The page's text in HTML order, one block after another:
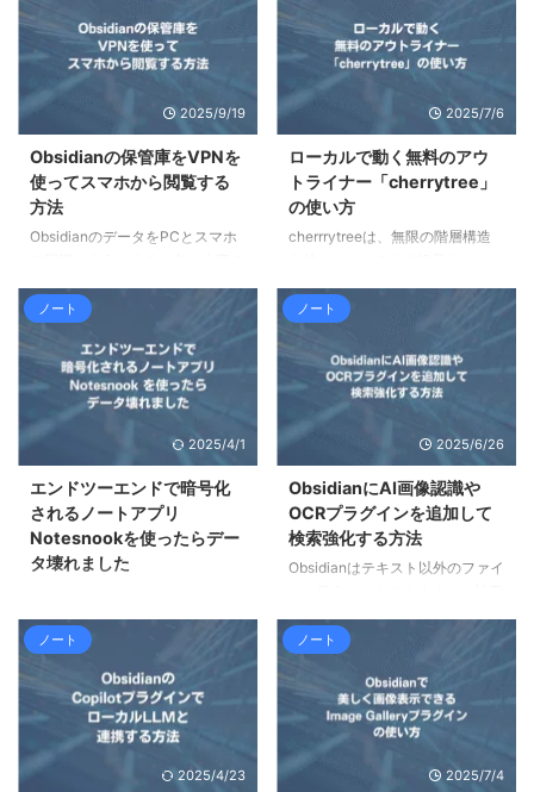
2025/9/19
Obsidianの保管庫をVPNを
使ってスマホから閲覧する
方法
ObsidianのデータをPCとスマホ
すが、閲覧のみであれば比較的簡
単です。この記事では、Obsidian
Tailscaleを使用し、スマホのブ
ラウザから、PC内のObsidianフ
ァイルを直接参照する方法をご紹
介します。 ObsidianのPCとスマ
ホの同期は難しい Obsidianとは
Obsidianで同期をする方法 同期
の問題点 閲覧のみなら簡単
Obsidianとは 「Obsidian」と
は、ローカルで動作するノート ...
2025/7/6
ローカルで動く無料のアウ
トライナー「cherrytree」
の使い方
cherrrytreeは、無限の階層構造
アプリです。機能は少ないです
が、キーボード操作だけで完結す
るのであれば、向いているかもし
れません。この記事では、
cherrytreeの使い方と注意点、使
ってみた感想についてご紹介して
います。 cherrytreeとは
cherrytreeの概要と特徴をご紹介
します。 cherrytreeの概要
「cherrytree」とは、Windows、
macOS、Linuxで動作する、アウ
トライナー（アウトラインプロセ
ノート
2025/4/1
エンドツーエンドで暗号化
されるノートアプリ
Notesnookを使ったらデー
タ壊れました
で暗号化され、マルチデバイスで
同期ができるノートアプリです。
システム管理者に検閲される心配
がありません。ObsidianやJoplin
のように同期で悩む必要もありま
せん。誰でも簡単に使用すること
ができます。ですが、検証中にデ
ノート
2025/6/26
ObsidianにAI画像認識や
OCRプラグインを追加して
検索強化する方法
Obsidianはテキスト以外のファイ
に対応していません。しかし複数
のプラグインを組み合わせれば、
とも可能となります。この記事で
は、Obsidianのプラグインである
「Omnisearch」「Text
Extractor」「AI Image
Analyzer」の使い方と注意点に
ノート
2025/4/23
ノート
2025/7/4